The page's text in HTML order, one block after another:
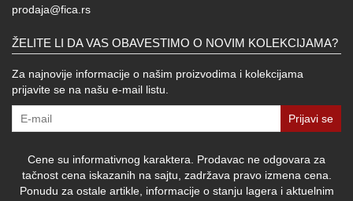
prodaja@fica.rs
ŽELITE LI DA VAS OBAVESTIMO O NOVIM KOLEKCIJAMA?
Za najnovije informacije o našim proizvodima i kolekcijama
prijavite se na našu e-mail listu.
Prijavi se
Cene su informativnog karaktera. Prodavac ne odgovara za
tačnost cena iskazanih na sajtu, zadržava pravo izmena cena.
Ponudu za ostale artikle, informacije o stanju lagera i aktuelnim